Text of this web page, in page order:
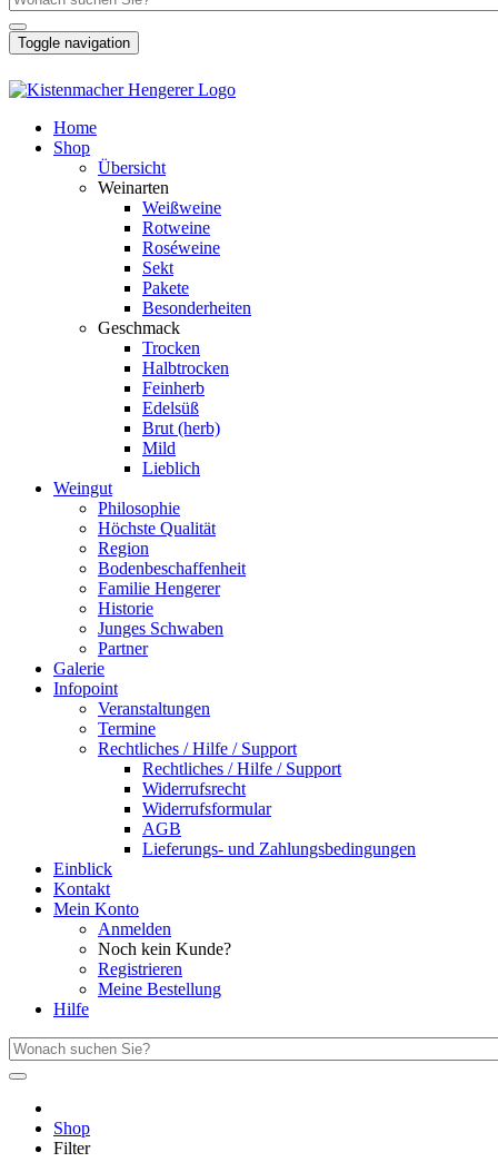
Toggle navigation
Home
Shop
Übersicht
Weinarten
Weißweine
Rotweine
Roséweine
Sekt
Pakete
Besonderheiten
Geschmack
Trocken
Halbtrocken
Feinherb
Edelsüß
Brut (herb)
Mild
Lieblich
Weingut
Philosophie
Höchste Qualität
Region
Bodenbeschaffenheit
Familie Hengerer
Historie
Junges Schwaben
Partner
Galerie
Infopoint
Veranstaltungen
Termine
Rechtliches / Hilfe / Support
Rechtliches / Hilfe / Support
Widerrufsrecht
Widerrufsformular
AGB
Lieferungs- und Zahlungsbedingungen
Einblick
Kontakt
Mein Konto
Anmelden
Noch kein Kunde?
Registrieren
Meine Bestellung
Hilfe
Shop
Filter